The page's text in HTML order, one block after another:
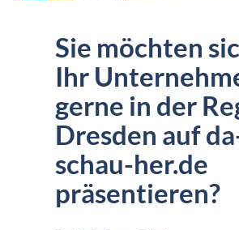
Sie möchten
Ihr
gerne in der
Dresden auf
schau-her.de
präsentieren?